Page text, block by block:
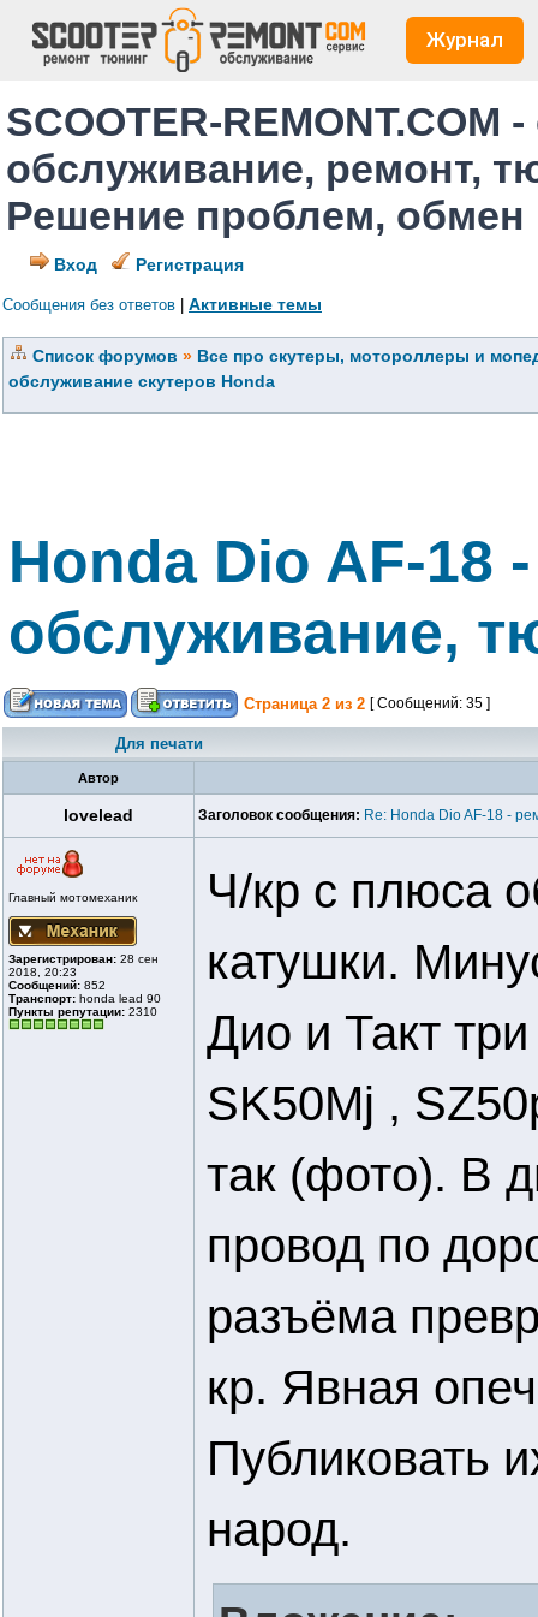
Журнал
SCOOTER-REMONT.COM
обслуживание, ремонт,
Решение проблем,
Вход Регистрация
Сообщения без ответов Активные темы
Список форумов » Все про скутеры, мотороллеры и
обслуживание скутеров Honda
Honda Dio AF-18
обслуживание,
Страница 2 из 2 [ Сообщений: 35 ]
Для печати
Автор
lovelead Заголовок сообщения: Re: Honda Dio AF-18 -
Главный мотомеханик
Зарегистрирован: 28 сен
2018, 20:23
Сообщений: 852
Транспорт: honda lead 90
Пункты репутации: 2310
Ч/кр с плюса
катушки.
Дио и Такт
SK50Mj ,
так (фото). В
провод по
разъёма
кр. Явная
Публиковать
народ.